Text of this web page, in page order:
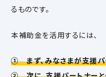
るものです。
本補助金を活用するには、
① まず、みなさまが支援パ